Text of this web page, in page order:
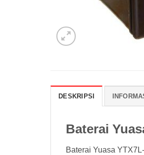
DESKRIPSI
Baterai
Baterai Yuasa